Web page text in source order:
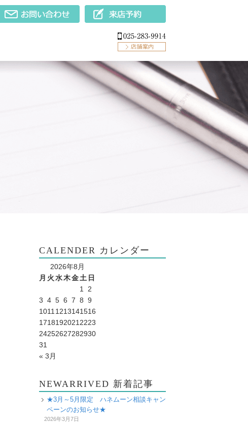
CALENDER カレンダー
2026年8月
月 火水木金土 日
1
2
3 4 5 6 7 8 9
1011 1213141516
1718192021 2223
24252627282930
31
« 3月
NEWARRIVED 新着記事
★3月～5月限定 ハネムーン相談キャン
ペーンのお知らせ★
2026年3月7日